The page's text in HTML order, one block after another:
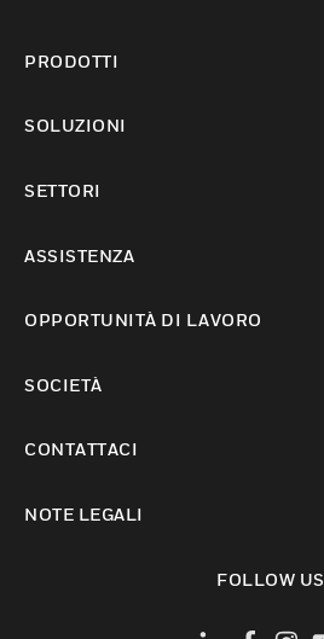
PRODOTTI
SOLUZIONI
SETTORI
ASSISTENZA
OPPORTUNITÀ DI LAVORO
SOCIETÀ
CONTATTACI
NOTE LEGALI
FOLLOW US